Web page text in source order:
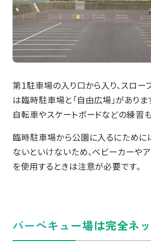
第1駐車場の入り口から入り、スロー
は臨時駐車場と「自由広場」がありま
自転車やスケートボードなどの練習も
臨時駐車場から公園に入るにために
ないといけないため、ベビーカーや
を使用するときは注意が必要です。
バーベキュー場は完全ネ